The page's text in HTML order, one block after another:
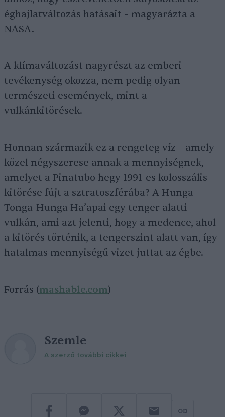
éghajlatváltozás hatásait – magyarázta a
NASA.
A klímaváltozást nagyrészt az emberi
tevékenység okozza, nem pedig olyan
természeti események, mint a
vulkánkitörések.
Honnan származik ez a rengeteg víz – amely
közel négyszerese annak a mennyiségnek,
amelyet a Pinatubo hegy 1991-es kolosszális
kitörése fújt a sztratoszférába? A Hunga
Tonga-Hunga Ha’apai egy tenger alatti
vulkán, ami azt jelenti, hogy a medence, ahol
a kitörés történik, a tengerszint alatt van, így
hatalmas mennyiségű vizet juttat az égbe.
Forrás (mashable.com)
Szemle
A szerző további cikkei